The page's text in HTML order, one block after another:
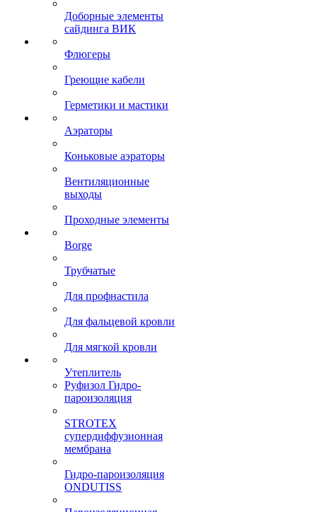
Доборные элементы
сайдинга ВИК
Флюгеры
Греющие кабели
Герметики и мастики
Аэраторы
Коньковые аэраторы
Вентиляционные
выходы
Проходные элементы
Borge
Трубчатые
Для профнастила
Для фальцевой кровли
Для мягкой кровли
Утеплитель
Руфизол Гидро-
пароизоляция
STROTEX
супердиффузионная
мембрана
Гидро-пароизоляция
ONDUTISS